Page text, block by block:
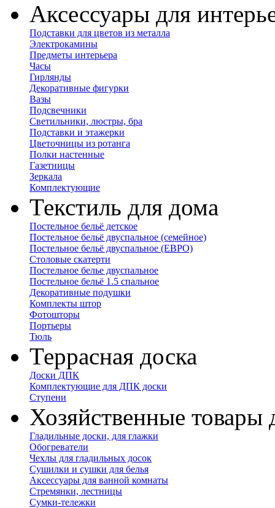
Аксессуары для
Подставки для цветов из металла
Электрокамины
Предметы интерьера
Часы
Гирлянды
Декоративные фигурки
Вазы
Подсвечники
Светильники, люстры, бра
Подставки и этажерки
Цветочницы из ротанга
Полки настенные
Газетницы
Зеркала
Комплектующие
Текстиль для дома
Постельное бельё детское
Постельное бельё двуспальное (семейное)
Постельное бельё двуспальное (ЕВРО)
Столовые скатерти
Постельное белье двуспальное
Постельное бельё 1.5 спальное
Декоративные подушки
Комплекты штор
Фотошторы
Портьеры
Тюль
Террасная доска
Доски ДПК
Комплектующие для ДПК доски
Ступени
Хозяйственные товары
Гладильные доски, для глажки
Обогреватели
Чехлы для гладильных досок
Сушилки и сушки для белья
Аксессуары для ванной комнаты
Стремянки, лестницы
Сумки-тележки